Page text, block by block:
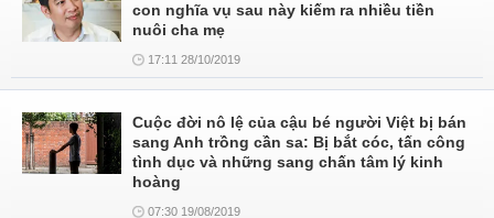
con nghĩa vụ sau này kiếm ra nhiều tiền
nuôi cha mẹ
17:11 28/10/2019
Cuộc đời nô lệ của cậu bé người Việt bị bán
sang Anh trồng cần sa: Bị bắt cóc, tấn công
tình dục và những sang chấn tâm lý kinh
hoàng
07:30 19/08/2019